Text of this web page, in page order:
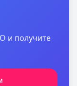
и получите